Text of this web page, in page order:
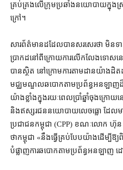
គ្រប់គ្រង​លើ​ក្រុមប្រឆាំង​នយោបាយ​ក្នុ
ក្រៅ។
សារព័ត៌មាន​ដដែល​បាន​សរសេរ​ថា មិនទ
ប្រាកដ​នៅ​ពីក្រោយ​ការ​លើកលែង​ទោស​នេះ
បាន​ស្ថិត នៅ​ក្រោម​ការ​តាមដាន​យ៉ាង​
មជ្ឈមណ្ឌល​ឆបោក​តាម​ប្រព័ន្ធ​អនឡាញ​
យ៉ាង​ខ្លាំង​ក្នុង​រយៈពេល​ប្រាំ​ឆ្នាំ​ចុង​ក្រោ
និង​ឥស្សរជន​នយោបាយ​លេចធ្លោ ដែល​ម
ប្រជាជន​កម្ពុជា (CPP) ខណៈ​លោក ហ៊ុ
ថា​កម្ពុជា «​នឹង​ធ្វើ​គ្រប់បែបយ៉ាង​ដើម្បី​
បំផ្លាញ​ការ​ឆបោក​តាម​ប្រព័ន្ធ​អនឡាញ